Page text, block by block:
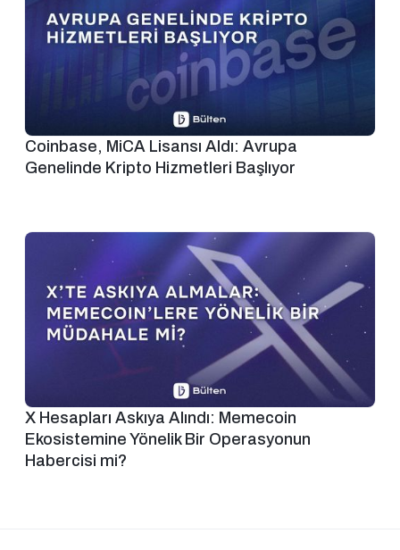
Coinbase, MiCA Lisansı Aldı: Avrupa
Genelinde Kripto Hizmetleri Başlıyor
X Hesapları Askıya Alındı: Memecoin
Ekosistemine Yönelik Bir Operasyonun
Habercisi mi?